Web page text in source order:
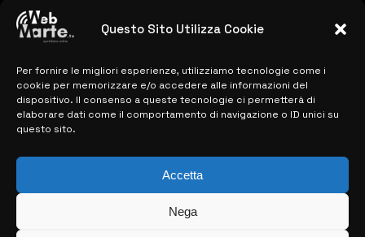
Questo Sito Utilizza Cookie
Per fornire le migliori esperienze, utilizziamo tecnologie come i
cookie per memorizzare e/o accedere alle informazioni del
dispositivo. Il consenso a queste tecnologie ci permetterà di
elaborare dati come il comportamento di navigazione o ID unici su
questo sito.
Accetta
Nega
28 MARZO 2024
MAPPA DEL SITO
> NOTIZIE
> CONTATTI